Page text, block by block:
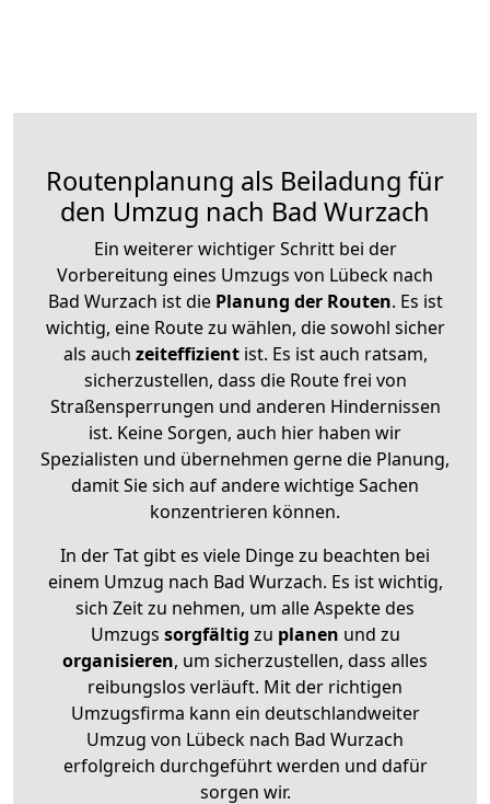
Routenplanung als Beiladung für
den Umzug nach Bad Wurzach
Ein weiterer wichtiger Schritt bei der
Vorbereitung eines Umzugs von Lübeck nach
Bad Wurzach ist diePlanung der Routen. Es ist
wichtig, eine Route zu wählen, die sowohl sicher
als auch zeiteffizientist. Es ist auch ratsam,
sicherzustellen, dass die Route frei von
Straßensperrungen und anderen Hindernissen
ist. Keine Sorgen, auch hier haben wir
Spezialisten und übernehmen gerne die Planung,
damit Sie sich auf andere wichtige Sachen
konzentrieren können.
In der Tat gibt es viele Dinge zu beachten bei
einem Umzug nach Bad Wurzach. Es ist wichtig,
sich Zeit zu nehmen, um alle Aspekte des
Umzugs sorgfältig zu planen und zu
organisieren, um sicherzustellen, dass alles
reibungslos verläuft. Mit der richtigen
Umzugsfirma kann ein deutschlandweiter
Umzug von Lübeck nach Bad Wurzach
erfolgreich durchgeführt werden und dafür
sorgen wir.